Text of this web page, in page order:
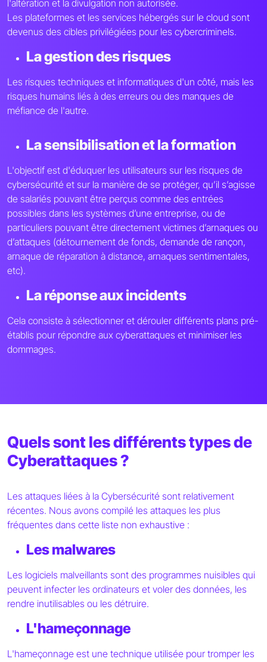
l'altération et la divulgation non autorisée.
Les plateformes et les services hébergés sur le cloud sont
devenus des cibles privilégiées pour les cybercriminels.
La gestion des risques
Les risques techniques et informatiques d'un côté, mais les
risques humains liés à des erreurs ou des manques de
méfiance de l'autre.
La sensibilisation et la formation
L'objectif est d'éduquer les utilisateurs sur les risques de
cybersécurité et sur la manière de se protéger, qu’il s’agisse
de salariés pouvant être perçus comme des entrées
possibles dans les systèmes d’une entreprise, ou de
particuliers pouvant être directement victimes d’arnaques ou
d’attaques (détournement de fonds, demande de rançon,
arnaque de réparation à distance, arnaques sentimentales,
etc).
La réponse aux incidents
Cela consiste à sélectionner et dérouler différents plans pré-
établis pour répondre aux cyberattaques et minimiser les
dommages.
Quels sont les différents types de
Cyberattaques ?
Les attaques liées à la Cybersécurité sont relativement
récentes. Nous avons compilé les attaques les plus
fréquentes dans cette liste non exhaustive :
Les malwares
Les logiciels malveillants sont des programmes nuisibles qui
peuvent infecter les ordinateurs et voler des données, les
rendre inutilisables ou les détruire.
L'hameçonnage
L'hameçonnage est une technique utilisée pour tromper les